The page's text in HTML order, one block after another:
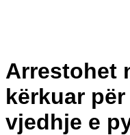
Arrestohet
kërkuar
vjedhje e